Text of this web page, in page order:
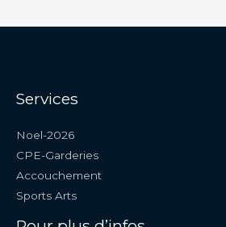
Services
Noel-2026
CPE-Garderies
Accouchement
Sports Arts